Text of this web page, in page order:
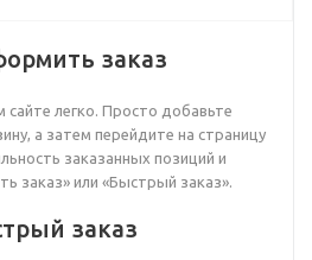
заказ
легко. Просто добавьте
а затем перейдите на страницу
заказанных позиций и
заказ» или «Быстрый заказ».
заказ